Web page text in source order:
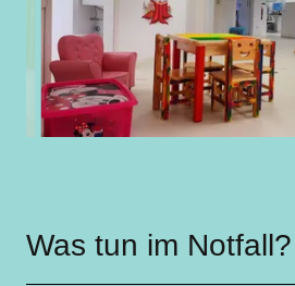
Was tun im Notfall?